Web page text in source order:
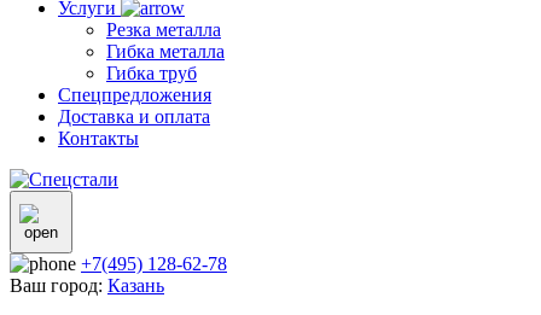
Услуги
Резка металла
Гибка металла
Гибка труб
Спецпредложения
Доставка и оплата
Контакты
+7(495) 128-62-78
Ваш город: Казань